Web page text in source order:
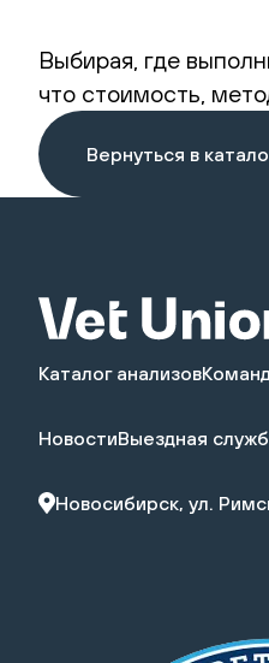
Выбирая, где
что стоимость,
Вернуться в
Каталог анализов
НовостиВыездная
Новосибирск, ул.